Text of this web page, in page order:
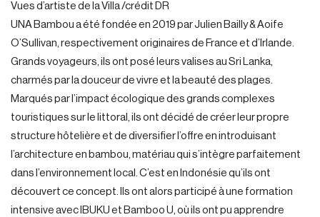
Vues d’artiste de la Villa /crédit DR
UNA Bambou a été fondée en 2019 par Julien Bailly & Aoife
O’Sullivan, respectivement originaires de France et d’Irlande.
Grands voyageurs, ils ont posé leurs valises au Sri Lanka,
charmés par la douceur de vivre et la beauté des plages.
Marqués par l’impact écologique des grands complexes
touristiques sur le littoral, ils ont décidé de créer leur propre
structure hôtelière et de diversifier l’offre en introduisant
l’architecture en bambou, matériau qui s’intègre parfaitement
dans l’environnement local. C’est en Indonésie qu’ils ont
découvert ce concept. Ils ont alors participé à une formation
intensive avec IBUKU et Bamboo U, où ils ont pu apprendre